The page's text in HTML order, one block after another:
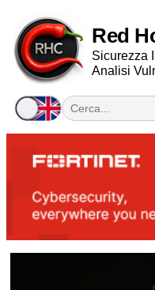
Red
Sicurezza
Analisi